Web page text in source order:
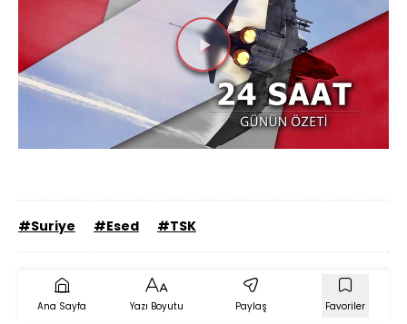
Videoyu
Oynat
#Suriye #Esed #TSK
Ana Sayfa Yazı Boyutu Paylaş Favoriler